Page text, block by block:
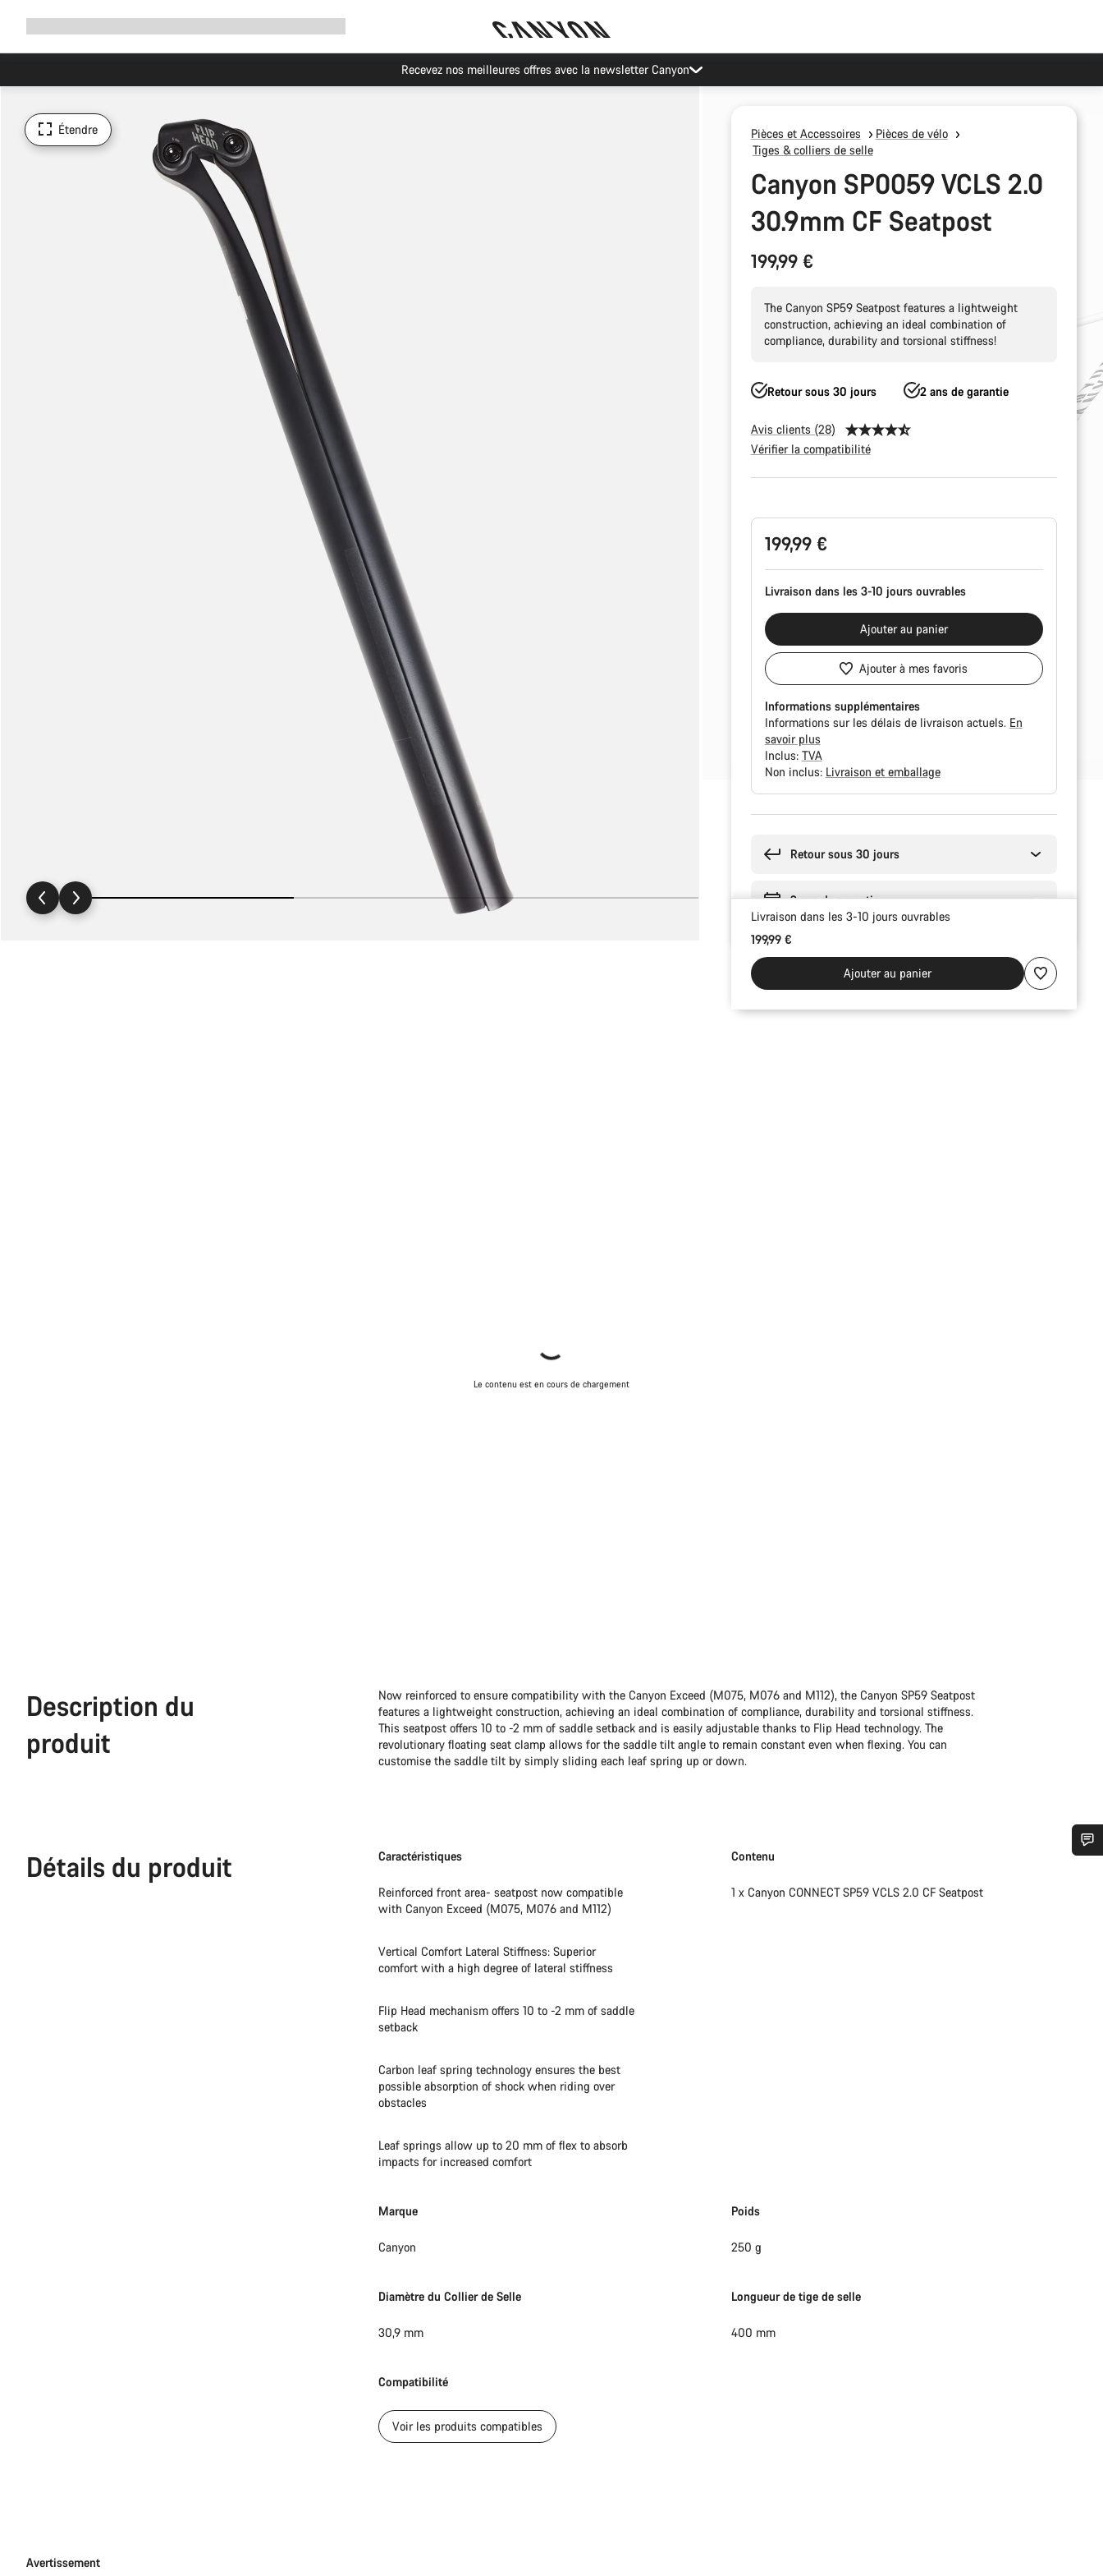
navigation
Recevez nos meilleures offres avec la newsletter Canyon
Étendre Pièces et Accessoires
Pièces de vélo
Tiges & colliers de selle
Canyon SP0059 VCLS 2.0
30.9mm CF Seatpost
199,99 €
The Canyon SP59 Seatpost features a lightweight
construction, achieving an ideal combination of
compliance, durability and torsional stiffness!
Retour sous 30 jours 2 ans de garantie
Avis clients (28)
Vérifier la compatibilité
produit
199,99 €
Livraison dans les 3-10 jours ouvrables
Ajouter au panier
Ajouter à mes favoris
Informations supplémentaires
Informations sur les délais de livraison actuels. En
savoir plus
Inclus: TVA
Non inclus: Livraison et emballage
Retour sous 30 jours
2 ans de garantie
Livraison dans les 3-10 jours ouvrables
199,99 €
Ajouter au panier
Le contenu est en cours de chargement
Description du
produit
Now reinforced to ensure compatibility with the Canyon Exceed (M075, M076 and M112), the Canyon SP59 Seatpost
features a lightweight construction, achieving an ideal combination of compliance, durability and torsional stiffness.
This seatpost offers 10 to -2 mm of saddle setback and is easily adjustable thanks to Flip Head technology. The
revolutionary floating seat clamp allows for the saddle tilt angle to remain constant even when flexing. You can
customise the saddle tilt by simply sliding each leaf spring up or down.
Détails du produit Caractéristiques
Reinforced front area- seatpost now compatible
with Canyon Exceed (M075, M076 and M112)
Vertical Comfort Lateral Stiffness: Superior
comfort with a high degree of lateral stiffness
Flip Head mechanism offers 10 to -2 mm of saddle
setback
Carbon leaf spring technology ensures the best
possible absorption of shock when riding over
obstacles
Leaf springs allow up to 20 mm of flex to absorb
impacts for increased comfort
Contenu
1 x Canyon CONNECT SP59 VCLS 2.0 CF Seatpost
Marque
Canyon
Poids
250 g
Diamètre du Collier de Selle
30,9 mm
Longueur de tige de selle
400 mm
Compatibilité
Voir les produits compatibles
Avertissement
Avertissement